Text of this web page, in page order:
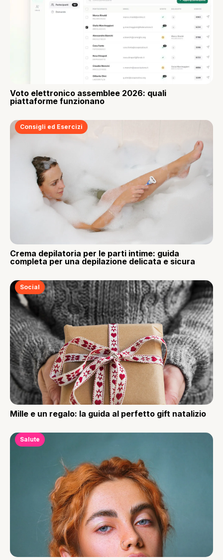
Voto elettronico assemblee 2026: quali
piattaforme funzionano
Consigli ed Esercizi
Crema depilatoria per le parti intime: guida
completa per una depilazione delicata e sicura
Social
Mille e un regalo: la guida al perfetto gift natalizio
Salute